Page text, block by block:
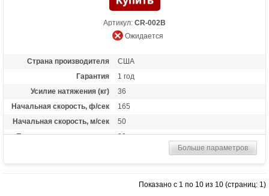
Артикул: CR-002B
Ожидается
Страна производителя
США
Гарантия
1 год
Усилие натяжения (кг)
36
Начальная скорость, ф/сек
165
Начальная скорость, м/сек
50
Прицельная дальность, м
20
14 дюймов (35,6 см)
Масса (кг)
0.9
Развлечение
Больше параметров
Показано с 1 по 10 из 10 (страниц: 1)